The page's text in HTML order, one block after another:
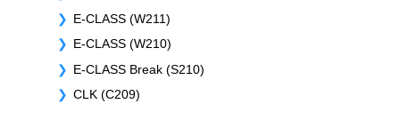
E-CLASS (W211)
E-CLASS (W210)
E-CLASS Break (S210)
CLK (C209)